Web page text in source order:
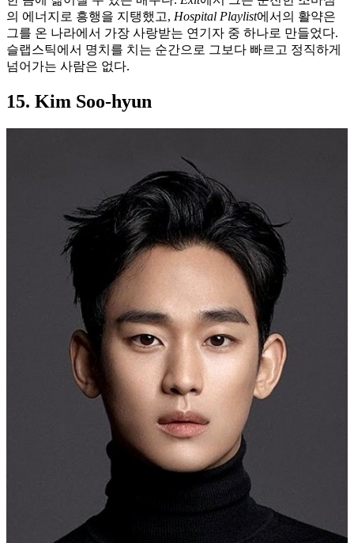
의 에너지로 흥행을 지탱했고, Hospital Playlist에서의 활약은
그를 온 나라에서 가장 사랑받는 연기자 중 하나로 만들었다.
슬랩스틱에서 명치를 치는 순간으로 그보다 빠르고 정직하게
넘어가는 사람은 없다.
15. Kim Soo-hyun